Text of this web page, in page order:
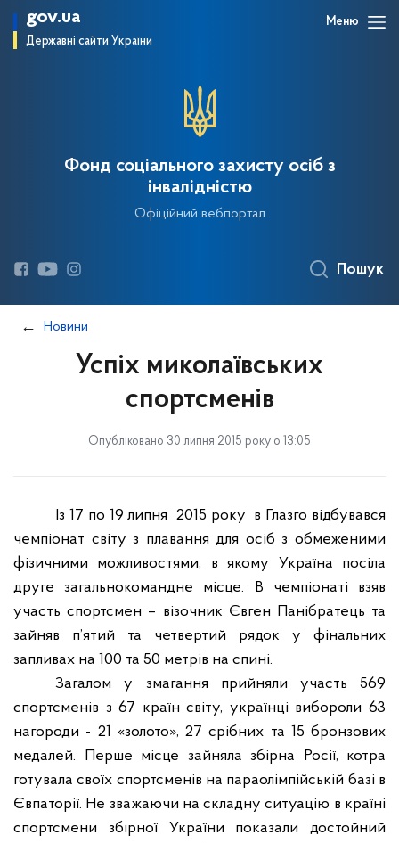
gov.ua
Державні сайти України
Меню
Фонд соціального захисту осіб з
інвалідністю
Офіційний вебпортал
Пошук
Новини
Успіх миколаївських
спортсменів
Опубліковано 30 липня 2015 року о 13:05
Із 17 по 19 липня 2015 року в Глазго відбувався
чемпіонат світу з плавання для осіб з обмеженими
фізичними можливостями, в якому Україна посіла
друге загальнокомандне місце. В чемпіонаті взяв
участь спортсмен – візочник Євген Панібратець та
зайняв п’ятий та четвертий рядок у фінальних
запливах на 100 та 50 метрів на спині.
Загалом у змагання прийняли участь 569
спортсменів з 67 країн світу, українці вибороли 63
нагороди - 21 «золото», 27 срібних та 15 бронзових
медалей. Перше місце зайняла збірна Росії, котра
готувала своїх спортсменів на параолімпійській базі в
Євпаторії. Не зважаючи на складну ситуацію в країні
спортсмени збірної України показали достойний